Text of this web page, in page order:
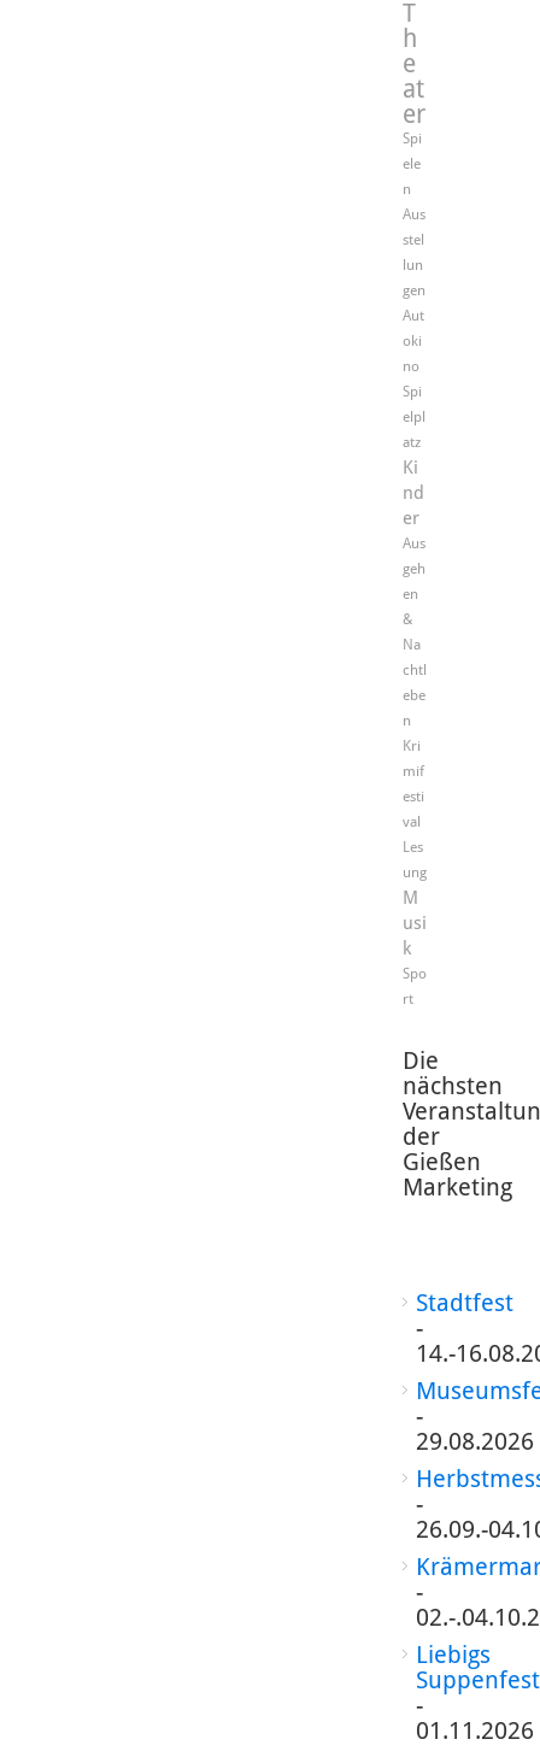
T
h
e
at
er
Spi
ele
n
Aus
stel
lun
gen
Aut
oki
no
Spi
elpl
atz
Ki
nd
er
Aus
geh
en
&
Na
chtl
ebe
n
Kri
mif
esti
val
Les
ung
M
usi
k
Spo
rt
Die
nächsten
der
Gießen
Marketing
Stadtfest
-
14.-
-
29.08.2026
-
26.09.-
-
02.-
Liebigs
Suppenfest
-
01.11.2026